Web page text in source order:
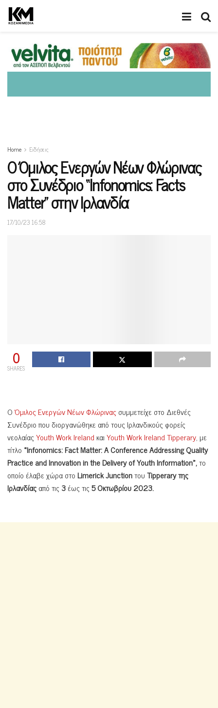
Home Ειδήσεις
Ο Όμιλος Ενεργών Νέων Φλώρινας
στο Συνέδριο “Infonomics: Facts
Matter” στην Ιρλανδία
17/10/23 16:58
0
SHARES
ΟΌμιλος Ενεργών Νέων Φλώριναςσυμμετείχε στο Διεθνές
Συνέδριο που διοργανώθηκε από τους Ιρλανδικούς φορείς
νεολαίαςYouth Work Ireland καιYouth Work Ireland Tipperary, με
τίτλο «Infonomics: Fact Matter: A Conference Addressing Quality
Practice and Innovation in the Delivery of Youth Information»,το
οποίο έλαβε χώρα στο Limerick JunctionτουTipperary της
Ιρλανδίαςαπό τις3έως τις5 Οκτωβρίου 2023.